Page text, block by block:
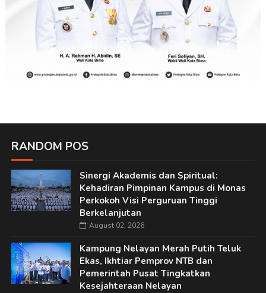
RANDOM POS
Sinergi Akademis dan Spiritual:
Kehadiran Pimpinan Kampus di Monas
Perkokoh Visi Perguruan Tinggi
Berkelanjutan
August 02, 2026
Kampung Nelayan Merah Putih Teluk
Ekas, Ikhtiar Pemprov NTB dan
Pemerintah Pusat Tingkatkan
Kesejahteraan Nelayan